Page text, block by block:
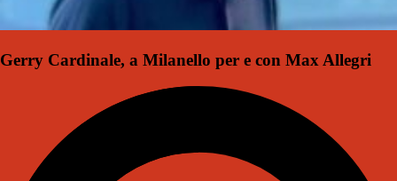
Gerry Cardinale, a Milanello per e con Max Allegri